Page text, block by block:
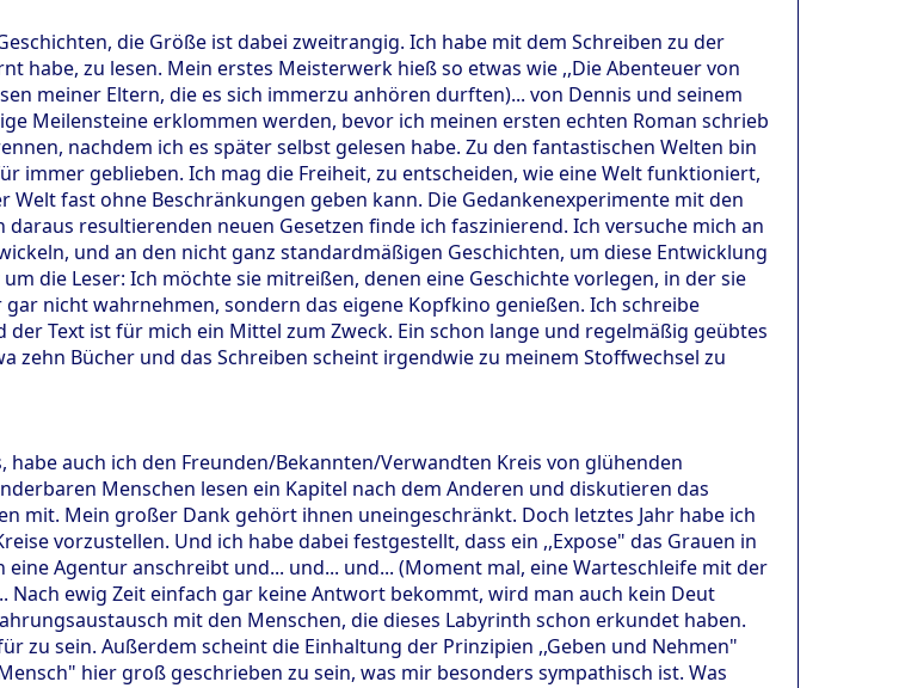
die Größe ist dabei zweitrangig. Ich habe mit dem Schreiben zu der
habe, zu lesen. Mein erstes Meisterwerk hieß so etwas wie ,,Die Abenteuer von
meiner Eltern, die es sich immerzu anhören durften)... von Dennis und seinem
Meilensteine erklommen werden, bevor ich meinen ersten echten Roman schrieb
nachdem ich es später selbst gelesen habe. Zu den fantastischen Welten bin
immer geblieben. Ich mag die Freiheit, zu entscheiden, wie eine Welt funktioniert,
Welt fast ohne Beschränkungen geben kann. Die Gedankenexperimente mit den
daraus resultierenden neuen Gesetzen finde ich faszinierend. Ich versuche mich an
und an den nicht ganz standardmäßigen Geschichten, um diese Entwicklung
die Leser: Ich möchte sie mitreißen, denen eine Geschichte vorlegen, in der sie
nicht wahrnehmen, sondern das eigene Kopfkino genießen. Ich schreibe
der Text ist für mich ein Mittel zum Zweck. Ein schon lange und regelmäßig geübtes
zehn Bücher und das Schreiben scheint irgendwie zu meinem Stoffwechsel zu
habe auch ich den Freunden/Bekannten/Verwandten Kreis von glühenden
Menschen lesen ein Kapitel nach dem Anderen und diskutieren das
mit. Mein großer Dank gehört ihnen uneingeschränkt. Doch letztes Jahr habe ich
vorzustellen. Und ich habe dabei festgestellt, dass ein ,,Expose" das Grauen in
Agentur anschreibt und... und... und... (Moment mal, eine Warteschleife mit der
Nach ewig Zeit einfach gar keine Antwort bekommt, wird man auch kein Deut
mit den Menschen, die dieses Labyrinth schon erkundet haben.
zu sein. Außerdem scheint die Einhaltung der Prinzipien ,,Geben und Nehmen"
hier groß geschrieben zu sein, was mir besonders sympathisch ist. Was